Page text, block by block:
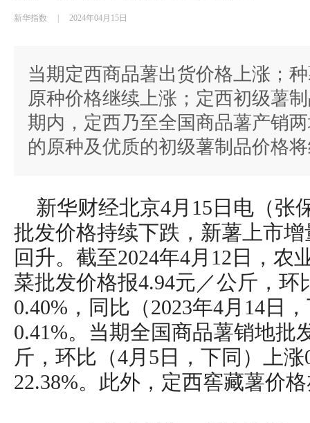
新华指数 2024年04月15日
当期定西商品薯出货价格上涨；
原种价格继续上涨；定西初级薯
期内，定西乃至全国商品薯产销
的原种及优质的初级薯制品价格
新华财经北京4月15日电（张
批发价格持续下跌，新薯上市
回升。截至2024年4月12日，农
菜批发价格报4.94元／公斤，环
0.40%，同比（2023年4月14日
0.41%。当期全国商品薯销地批
斤，环比（4月5日，下同）上
22.38%。此外，定西窖藏薯价